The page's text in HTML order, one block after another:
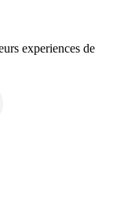
experiences de